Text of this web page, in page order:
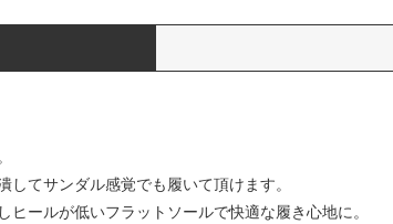
てサンダル感覚でも履いて頂けます。
ールが低いフラットソールで快適な履き心地に。